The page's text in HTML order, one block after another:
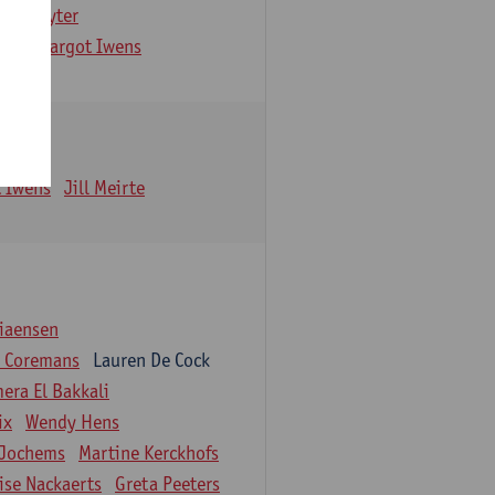
Gruyter
Margot Iwens
Iwens Jill Meirte
Lauren De Cock
El Bakkali
Wendy Hens
Martine Kerckhofs
Nackaerts
Greta Peeters